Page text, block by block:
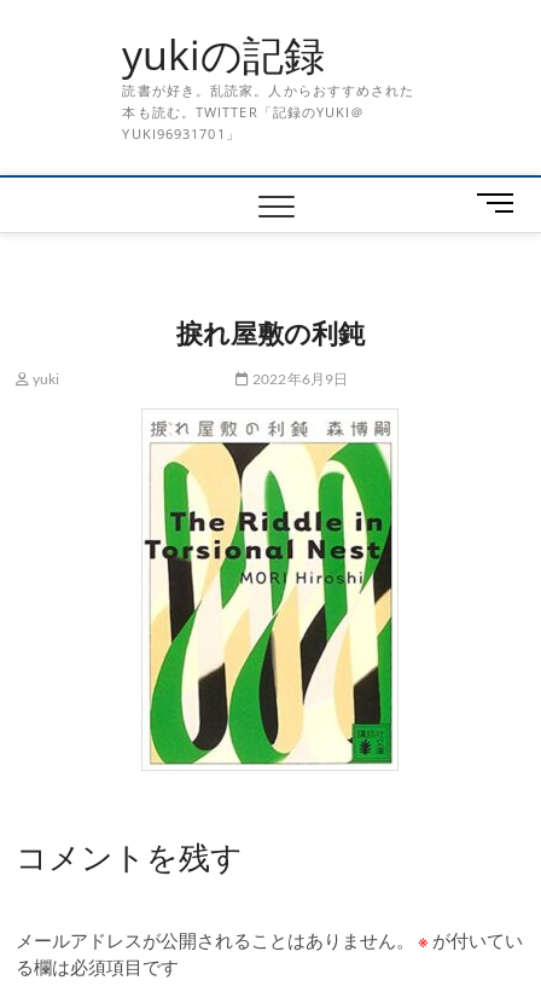
yukiの記録
読書が好き。乱読家。人からおすすめされた
本も読む。TWITTER「記録のYUKI＠
YUKI96931701」
メ
ニ
捩れ屋敷の利鈍
yuki 2022年6月9日
コメントを残す
メールアドレスが公開されることはありません。 ※ が付いてい
る欄は必須項目です